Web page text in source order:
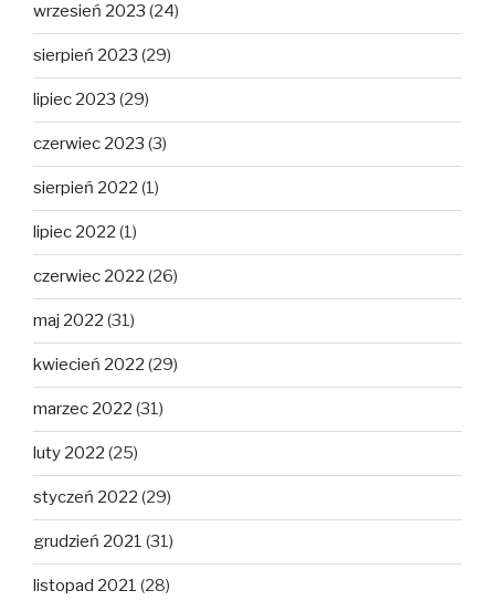
wrzesień 2023 (24)
sierpień 2023 (29)
lipiec 2023 (29)
czerwiec 2023 (3)
sierpień 2022 (1)
lipiec 2022 (1)
czerwiec 2022 (26)
maj 2022 (31)
kwiecień 2022 (29)
marzec 2022 (31)
luty 2022 (25)
styczeń 2022 (29)
grudzień 2021 (31)
listopad 2021 (28)